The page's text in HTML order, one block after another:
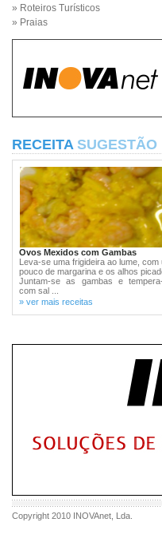
» Roteiros Turísticos
» Praias
RECEITA SUGESTÃO
Ovos Mexidos com Gambas
Leva-se uma frigideira ao lume, com
pouco de margarina e os alhos
Juntam-se as gambas e
com sal ...
» ver mais receitas
Copyright 2010 INOVAnet , Lda.